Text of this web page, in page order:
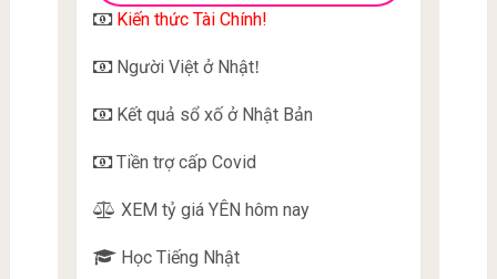
Kiến thức Tài Chính!
Người Việt ở Nhật!
Kết quả sổ xố ở Nhật Bản
Tiền trợ cấp Covid
XEM tỷ giá YÊN hôm nay
Học Tiếng Nhật